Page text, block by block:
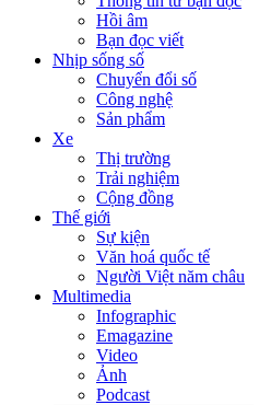
Hồi âm
Bạn đọc viết
Nhịp sống số
Chuyển đổi số
Công nghệ
Sản phẩm
Xe
Thị trường
Trải nghiệm
Cộng đồng
Thế giới
Sự kiện
Văn hoá quốc tế
Người Việt năm châu
Multimedia
Infographic
Emagazine
Video
Ảnh
Podcast